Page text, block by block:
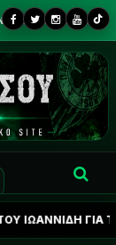
2013
ΤΟ ΜΕΛΛΟΝ ΤΟΥ